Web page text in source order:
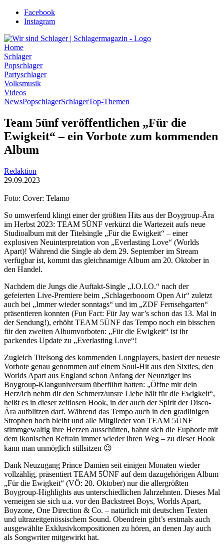
Zum
Inhalt
Facebook
Instagram
Home
Schlager
Popschlager
Partyschlager
Volksmusik
Videos
NewsPopschlagerSchlagerTop-Themen
Team 5ünf veröffentlichen „Für die
Ewigkeit“ – ein Vorbote zum kommenden
Album
Redaktion
29.09.2023
Foto: Cover: Telamo
So umwerfend klingt einer der größten Hits aus der Boygroup-Ära
im Herbst 2023: TEAM 5ÜNF verkürzt die Wartezeit aufs neue
Studioalbum mit der Titelsingle „Für die Ewigkeit“ – einer
explosiven Neuinterpretation von „Everlasting Love“ (Worlds
Apart)! Während die Single ab dem 29. September im Stream
verfügbar ist, kommt das gleichnamige Album am 20. Oktober in
den Handel.
Nachdem die Jungs die Auftakt-Single „I.O.I.O.“ nach der
gefeierten Live-Premiere beim „Schlagerbooom Open Air“ zuletzt
auch bei „Immer wieder sonntags“ und im „ZDF Fernsehgarten“
präsentieren konnten (Fun Fact: Für Jay war’s schon das 13. Mal in
der Sendung!), erhöht TEAM 5ÜNF das Tempo noch ein bisschen
für den zweiten Albumvorboten: „Für die Ewigkeit“ ist ihr
packendes Update zu „Everlasting Love“!
Zugleich Titelsong des kommenden Longplayers, basiert der neueste
Vorbote genau genommen auf einem Soul-Hit aus den Sixties, den
Worlds Apart aus England schon Anfang der Neunziger ins
Boygroup-Klanguniversum überführt hatten: „Öffne mir dein
Herz/ich nehm dir den Schmerz/unsre Liebe hält für die Ewigkeit“,
heißt es in dieser zeitlosen Hook, in der auch der Spirit der Disco-
Ära aufblitzen darf. Während das Tempo auch in den gradlinigen
Strophen hoch bleibt und alle Mitglieder von TEAM 5ÜNF
stimmgewaltig ihre Herzen ausschütten, bahnt sich die Euphorie mit
dem ikonischen Refrain immer wieder ihren Weg – zu dieser Hook
kann man unmöglich stillsitzen 😉
Dank Neuzugang Prince Damien seit einigen Monaten wieder
vollzählig, präsentiert TEAM 5ÜNF auf dem dazugehörigen Album
„Für die Ewigkeit“ (VÖ: 20. Oktober) nur die allergrößten
Boygroup-Highlights aus unterschiedlichen Jahrzehnten. Dieses Mal
verneigen sie sich u.a. vor den Backstreet Boys, Worlds Apart,
Boyzone, One Direction & Co. – natürlich mit deutschen Texten
und ultrazeitgenössischem Sound. Obendrein gibt’s erstmals auch
ausgewählte Exklusivkompositionen zu hören, an denen Jay auch
als Songwriter mitgewirkt hat.